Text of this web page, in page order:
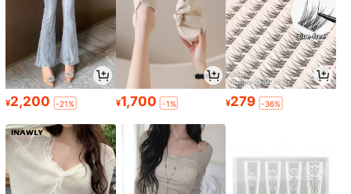
¥2,200 -21% ¥1,700 -1% ¥279 -36%